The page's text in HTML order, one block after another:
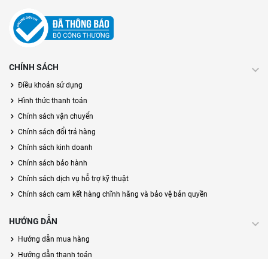
CHÍNH SÁCH
Điều khoản sử dụng
Hình thức thanh toán
Chính sách vận chuyển
Chính sách đổi trả hàng
Chính sách kinh doanh
Chính sách bảo hành
Chính sách dịch vụ hỗ trợ kỹ thuật
Chính sách cam kết hàng chĩnh hãng và bảo vệ bản quyền
HƯỚNG DẪN
Hướng dẫn mua hàng
Hướng dẫn thanh toán